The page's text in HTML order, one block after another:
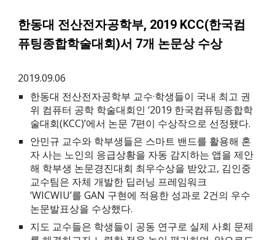
한동대 전산전자공학부, 2019 KCC(한국컴
퓨팅종합학술대회)서 7개 논문상 수상
2019.09.06
한동대 전산전자공학부 교수·학생들이 국내 최고 권
위 컴퓨터 공학 학술대회인 ‘2019 한국컴퓨팅종합학
술대회(KCC)’에서 논문 7편이 수상작으로 선정됐다.
안민규 교수와 학부생들은 스마트 밴드를 활용해 혼
자 사는 노인의 응급상황을 자동 감지하는 앱을 제안
해 학부생 논문경진대회 최우수상을 받았고, 김인중
교수팀은 자체 개발한 딥러닝 프레임워크
‘WICWIU’를 GAN 구현에 적용한 성과로 2건의 우수
논문발표상을 수상했다.
지도 교수들은 학생들이 공동 연구로 실제 사회 문제